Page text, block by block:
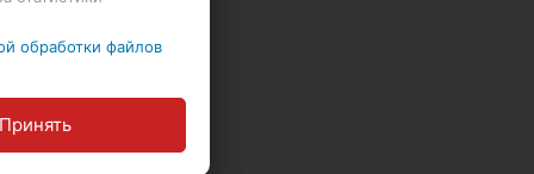
обработки файлов
Принять